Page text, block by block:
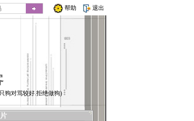
帮助 退出
狗对骂较好.拒绝做狗)